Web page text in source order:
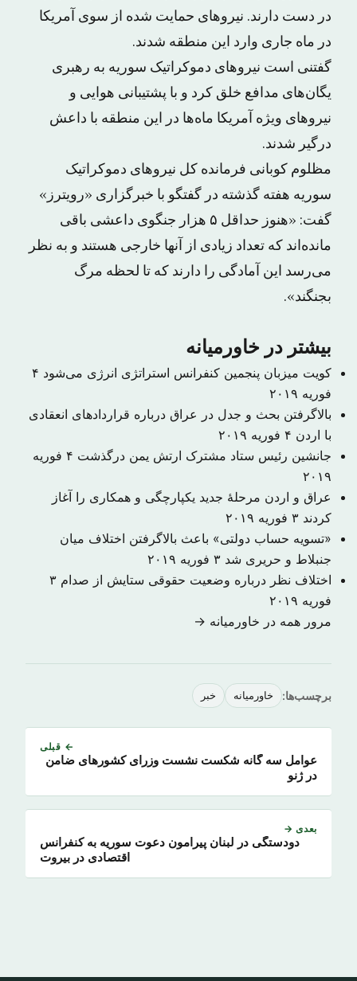
در دست دارند. نیروهای حمایت شده از سوی آمریکا
در ماه جاری وارد این منطقه شدند.
گفتنی است نیروهای دموکراتیک سوریه به رهبری
یگان‌های مدافع خلق کرد و با پشتیبانی هوایی و
نیروهای ویژه آمریکا ماه‌ها در این منطقه با داعش
درگیر شدند.
مظلوم کوبانی فرمانده کل نیروهای دموکراتیک
سوریه هفته گذشته در گفتگو با خبرگزاری «رویترز»
گفت: «هنوز حداقل ۵ هزار جنگوی داعشی باقی
مانده‌اند که تعداد زیادی از آنها خارجی هستند و به نظر
می‌رسد این آمادگی را دارند که تا لحظه مرگ
بجنگند».
بیشتر در خاورمیانه
کویت میزبان پنجمین کنفرانس استراتژی انرژی می‌شود ۴
فوریه ۲۰۱۹
بالاگرفتن بحث و جدل در عراق درباره قراردادهای انعقادی
با اردن ۴ فوریه ۲۰۱۹
جانشین رئیس ستاد مشترک ارتش یمن درگذشت
۴ فوریه
۲۰۱۹
عراق و اردن مرحلهٔ جدید یکپارچگی و همکاری را آغاز
کردند ۳ فوریه ۲۰۱۹
«تسویه حساب دولتی» باعث بالاگرفتن اختلاف میان
جنبلاط و حریری شد ۳ فوریه ۲۰۱۹
اختلاف نظر درباره وضعیت حقوقی ستایش از صدام ۳
فوریه ۲۰۱۹
مرور همه در خاورمیانه →
برچسب‌ها: خاورمیانه خبر
← قبلی
عوامل سه گانه شکست نشست وزرای کشورهای ضامن
در ژنو
بعدی →
دودستگی در لبنان پیرامون دعوت سوریه به کنفرانس
اقتصادی در بیروت